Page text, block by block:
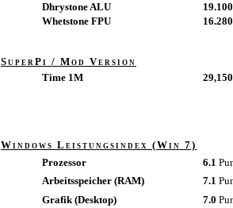
Dhrystone ALU
Whetstone FPU
SuperPi / Mod Version
Time 1M
Windows Leistungsindex (Win 7)
Prozessor
6.1
Arbeitsspeicher (RAM)
7.1
Grafik (Desktop)
7.0